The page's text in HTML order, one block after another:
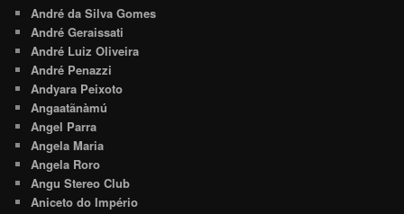
André da Silva Gomes
André Geraissati
André Luiz Oliveira
André Penazzi
Andyara Peixoto
Angaatãnàmú
Angel Parra
Angela Maria
Angela Roro
Angu Stereo Club
Aniceto do Império